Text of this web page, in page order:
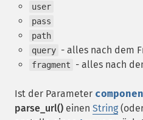
user
pass
path
query - alles nach dem
fragment - alles nach
Ist der Parameter
parse_url() einen String